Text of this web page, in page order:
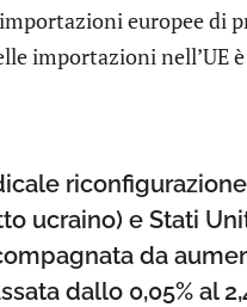
europee di
importazioni nell’UE
ucraino) e Stati
da
dallo 0,05% al